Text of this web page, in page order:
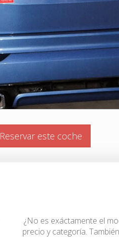
Reservar este coche
¿No es exáctamente el
precio y categoría.